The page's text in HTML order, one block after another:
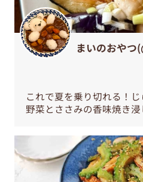
まいのおや
これで夏を乗り切れる！
野菜とささみの香味焼き浸